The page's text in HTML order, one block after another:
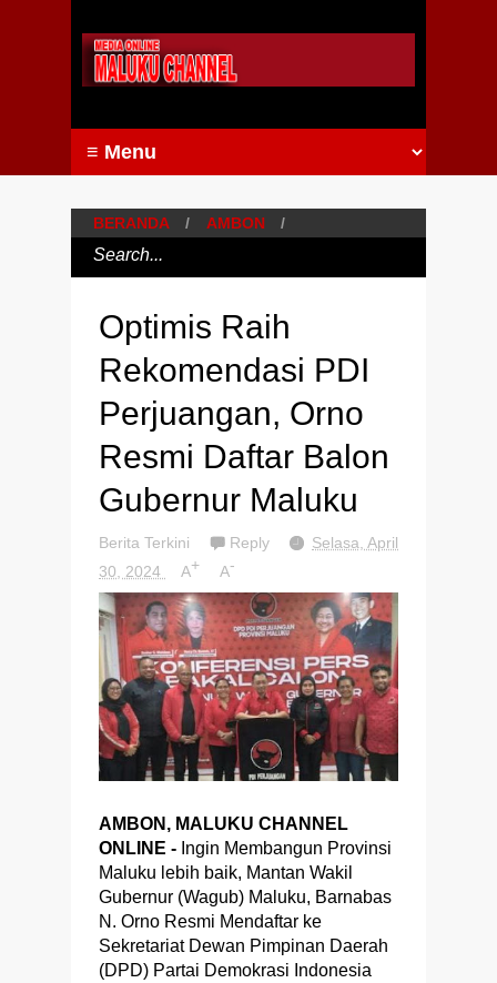
BERANDA / AMBON /
Optimis Raih
Rekomendasi PDI
Perjuangan, Orno
Resmi Daftar Balon
Gubernur Maluku
Berita Terkini Reply
Selasa, April
30, 2024
A+ A-
AMBON, MALUKU CHANNEL
ONLINE - Ingin Membangun Provinsi
Maluku lebih baik, Mantan Wakil
Gubernur (Wagub) Maluku, Barnabas
N. Orno Resmi Mendaftar ke
Sekretariat Dewan Pimpinan Daerah
(DPD) Partai Demokrasi Indonesia